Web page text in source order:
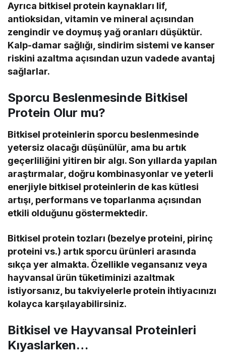
Ayrıca bitkisel protein kaynakları lif,
antioksidan, vitamin ve mineral açısından
zengindir ve doymuş yağ oranları düşüktür.
Kalp-damar sağlığı, sindirim sistemi ve kanser
riskini azaltma açısından uzun vadede avantaj
sağlarlar.
Sporcu Beslenmesinde Bitkisel
Protein Olur mu?
Bitkisel proteinlerin sporcu beslenmesinde
yetersiz olacağı düşünülür, ama bu artık
geçerliliğini yitiren bir algı. Son yıllarda yapılan
araştırmalar, doğru kombinasyonlar ve yeterli
enerjiyle bitkisel proteinlerin de kas kütlesi
artışı, performans ve toparlanma açısından
etkili olduğunu göstermektedir.
Bitkisel protein tozları (bezelye proteini, pirinç
proteini vs.) artık sporcu ürünleri arasında
sıkça yer almakta. Özellikle vegansanız veya
hayvansal ürün tüketiminizi azaltmak
istiyorsanız, bu takviyelerle protein ihtiyacınızı
kolayca karşılayabilirsiniz.
Bitkisel ve Hayvansal Proteinleri
Kıyaslarken…